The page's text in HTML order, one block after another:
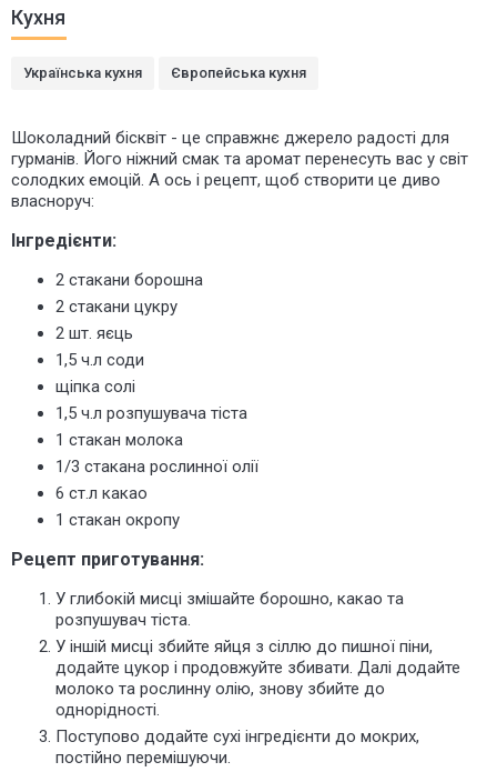
Кухня
Українська кухня Європейська кухня
Шоколадний бісквіт - це справжнє джерело радості для
гурманів. Його ніжний смак та аромат перенесуть вас у світ
солодких емоцій. А ось і рецепт, щоб створити це диво
власноруч:
Інгредієнти:
2 стакани борошна
2 стакани цукру
2 шт. яєць
1,5 ч.л соди
щіпка солі
1,5 ч.л розпушувача тіста
1 стакан молока
1/3 стакана рослинної олії
6 ст.л какао
1 стакан окропу
Рецепт приготування:
У глибокій мисці змішайте борошно, какао та
розпушувач тіста.
У іншій мисці збийте яйця з сіллю до пишної піни,
додайте цукор і продовжуйте збивати. Далі додайте
молоко та рослинну олію, знову збийте до
однорідності.
Поступово додайте сухі інгредієнти до мокрих,
постійно перемішуючи.